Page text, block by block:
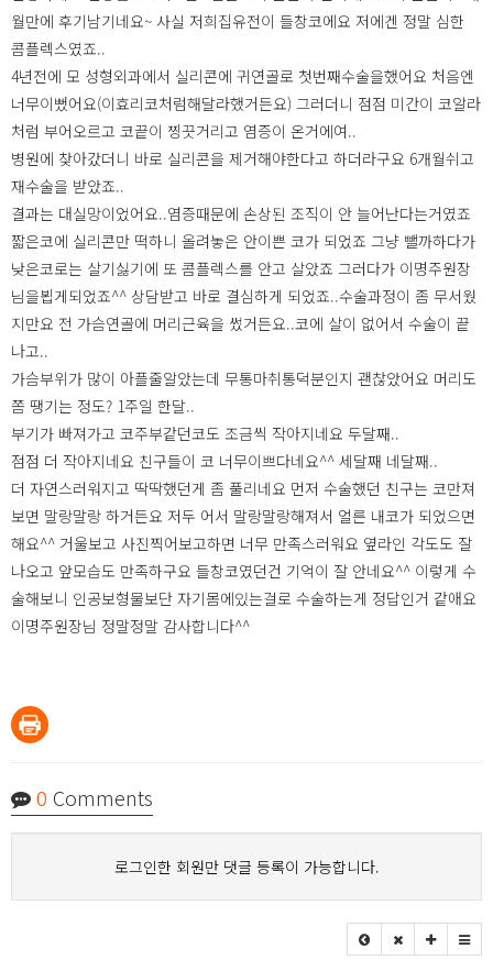
월만에 후기남기네요~ 사실 저희집유전이 들창코에요 저에겐 정말 심한
콤플렉스였죠..
4년전에 모 성형외과에서 실리콘에 귀연골로 첫번째수술을했어요 처음엔
너무이뻤어요(이효리코처럼해달라했거든요) 그러더니 점점 미간이 코알라
처럼 부어오르고 코끝이 찡끗거리고 염증이 온거에여..
병원에 찾아갔더니 바로 실리콘을 제거해야한다고 하더라구요 6개월쉬고
재수술을 받았죠..
결과는 대실망이었어요..염증때문에 손상된 조직이 안 늘어난다는거였죠
짧은코에 실리콘만 떡하니 올려놓은 안이쁜 코가 되었죠 그냥 뺄까하다가
낮은코로는 살기싫기에 또 콤플렉스를 안고 살았죠 그러다가 이명주원장
님을뵙게되었죠^^ 상담받고 바로 결심하게 되었죠..수술과정이 좀 무서웠
지만요 전 가슴연골에 머리근육을 썼거든요..코에 살이 없어서 수술이 끝
나고..
가슴부위가 많이 아플줄알았는데 무통마취통덕분인지 괜찮았어요 머리도
쫌 땡기는 정도? 1주일 한달..
부기가 빠져가고 코주부같던코도 조금씩 작아지네요 두달째..
점점 더 작아지네요 친구들이 코 너무이쁘다네요^^ 세달째 네달째..
더 자연스러워지고 딱딱했던게 좀 풀리네요 먼저 수술했던 친구는 코만져
보면 말랑말랑 하거든요 저두 어서 말랑말랑해져서 얼른 내코가 되었으면
해요^^ 거울보고 사진찍어보고하면 너무 만족스러워요 옆라인 각도도 잘
나오고 앞모습도 만족하구요 들창코였던건 기억이 잘 안네요^^ 이렇게 수
술해보니 인공보형물보단 자기몸에있는걸로 수술하는게 정답인거 같애요
이명주원장님 정말정말 감사합니다^^
0 Comments
로그인한 회원만 댓글 등록이 가능합니다.